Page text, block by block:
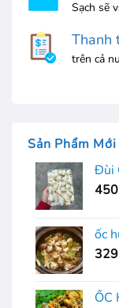
Sạch sẽ
Thanh
trên cả
Sản Phẩm
Đùi
ốc
ỐC